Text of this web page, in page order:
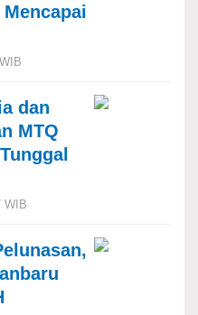
dan
MTQ
WIB